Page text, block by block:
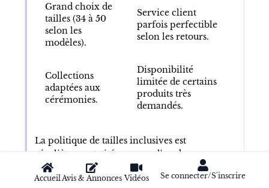
AccueilAvis & Annonces Vidéos Se connecter/S'inscrire
Grand choix de
tailles (34 à 50
selon les
modèles).
Service client
parfois perfectible
selon les retours.
Collections
adaptées aux
cérémonies.
Disponibilité
limitée de certains
produits très
demandés.
La politique de tailles inclusives est
régulièrement citée comme l'un des
principaux atouts de l'enseigne, tout comme
la diversité des coupes proposées pour